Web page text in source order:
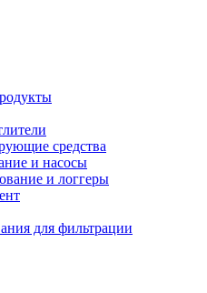
средства
и насосы
и логгеры
для фильтрации